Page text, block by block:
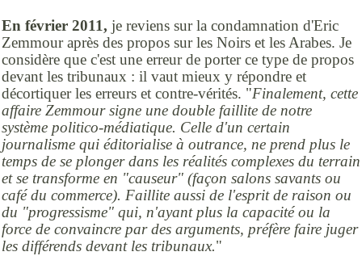
En février 2011, je reviens sur la condamnation d'Eric
Zemmour après des propos sur les Noirs et les Arabes. Je
considère que c'est une erreur de porter ce type de propos
devant les tribunaux : il vaut mieux y répondre et
décortiquer les erreurs et contre-vérités. "Finalement, cette
affaire Zemmour signe une double faillite de notre
système politico-médiatique. Celle d'un certain
journalisme qui éditorialise à outrance, ne prend plus le
temps de se plonger dans les réalités complexes du terrain
et se transforme en "causeur" (façon salons savants ou
café du commerce). Faillite aussi de l'esprit de raison ou
du "progressisme" qui, n'ayant plus la capacité ou la
force de convaincre par des arguments, préfère faire juger
les différends devant les tribunaux."